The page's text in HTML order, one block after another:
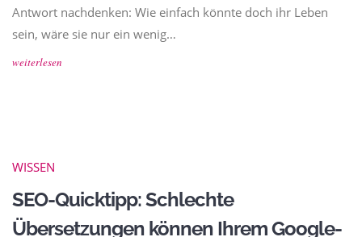
Antwort nachdenken: Wie einfach könnte doch ihr Leben
sein, wäre sie nur ein wenig…
weiterlesen
WISSEN
SEO-Quicktipp: Schlechte
Übersetzungen können Ihrem Google-